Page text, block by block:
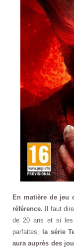
En matière de jeu
référence. Il faut
de 20 ans et si les
parfaites,
la série
aura auprès des